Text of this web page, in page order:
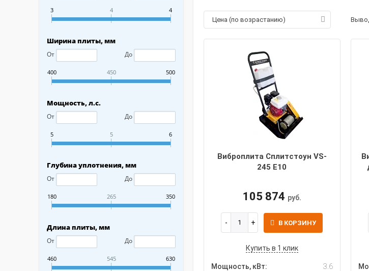
3 4 4
Ширина плиты, мм
От До
400 450 500
Мощность, л.с.
От До
5 5 6
Глубина уплотнения, мм
От До
180 265 350
Длина плиты, мм
От До
460 545 630
Цена (по возрастанию)
Виброплита Сплитстоун VS-
245 E10
105 874 руб.
В КОРЗИНУ
Купить в 1 клик
Мощность, кВт: 3.6